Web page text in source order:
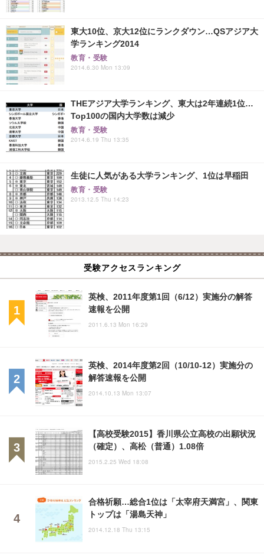
東大10位、京大12位にランクダウン…QSアジア大
学ランキング2014
教育・受験
2014.6.30 Mon 13:09
THEアジア大学ランキング、東大は2年連続1位…
Top100の国内大学数は減少
教育・受験
2014.6.19 Thu 13:35
生徒に人気がある大学ランキング、1位は早稲田
教育・受験
2013.12.5 Thu 14:23
受験アクセスランキング
英検、2011年度第1回（6/12）実施分の解答
速報を公開
2011.6.13 Mon 16:29
英検、2014年度第2回（10/10-12）実施分の
解答速報を公開
2014.10.13 Mon 13:07
【高校受験2015】香川県公立高校の出願状況
（確定）、高松（普通）1.08倍
2015.2.25 Wed 18:08
合格祈願…総合1位は「太宰府天満宮」、関東
トップは「湯島天神」
2014.12.18 Thu 13:15